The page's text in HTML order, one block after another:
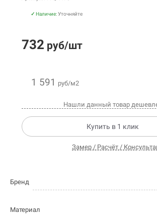
✓ Наличие:Уточняйте
732 руб/шт
1 591 руб/м2
Нашли данный товар
Купить в 1 клик
Замер / Расчёт /
Бренд
Материал